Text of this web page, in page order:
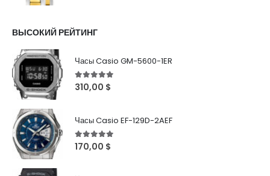
ВЫСОКИЙ РЕЙТИНГ
Часы Casio GM-5600-1ER
5out of 5
310,00 $
Часы Casio EF-129D-2AEF
5out of 5
170,00 $